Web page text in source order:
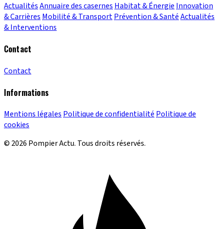
ActualitésAnnuaire des casernes Habitat & Énergie Innovation
& Carrières Mobilité & TransportPrévention & SantéActualités
& Interventions
Contact
Contact
Informations
Mentions légales Politique de confidentialité Politique de
cookies
© 2026 Pompier Actu. Tous droits réservés.